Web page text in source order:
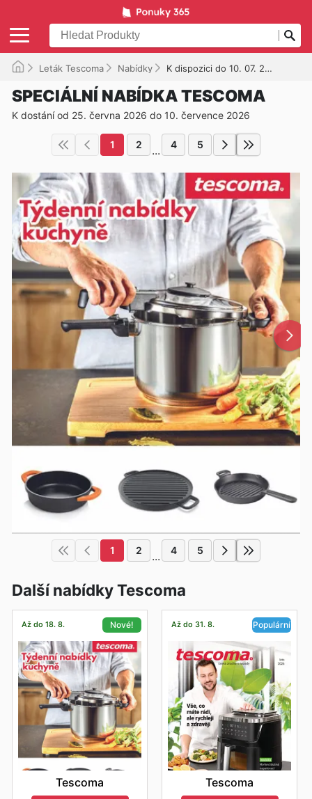
Leták Tescoma Nabídky K dispozici do 10. 07. 2026
SPECIÁLNÍ NABÍDKA TESCOMA
K dostání od 25. června 2026 do 10. července 2026
1 2 ... 4 5
1 2 ... 4 5
Další nabídky Tescoma
Až do 18. 8. Nové!
Tescoma
Až do 31. 8. Populární
Tescoma